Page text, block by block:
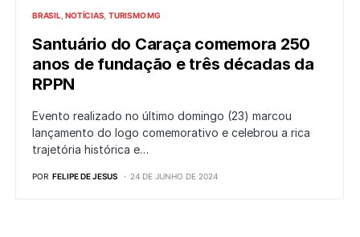
BRASIL NOTÍCIAS TURISMO MG
Santuário do Caraça comemora 250
anos de fundação e três décadas da
RPPN
Evento realizado no último domingo (23) marcou
lançamento do logo comemorativo e celebrou a rica
trajetória histórica e…
POR FELIPE DE JESUS 24 DE JUNHO DE 2024